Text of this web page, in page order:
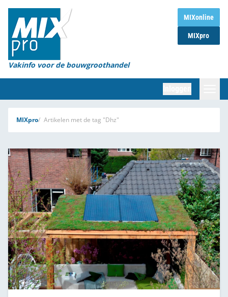
MIXonline
MIXpro
Vakinfo voor de bouwgroothandel
Home
Magazines
Organisaties
Marktcijfers
Word abonnee
Partners
MIXpro Artikelen met de tag "Dhz"